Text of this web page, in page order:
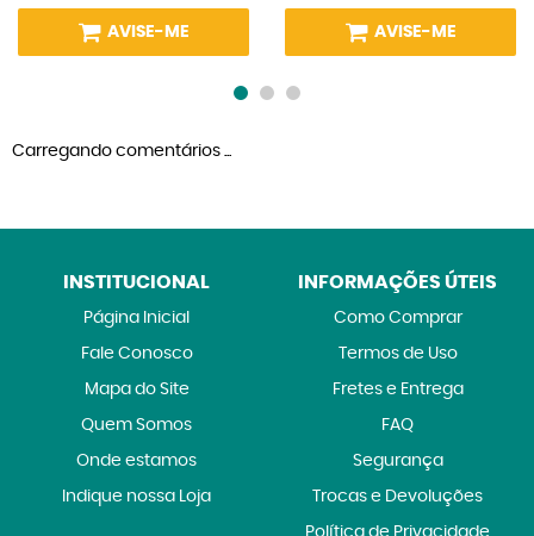
AVISE-ME AVISE-ME
Carregando comentários ...
INSTITUCIONAL
Página Inicial
Fale Conosco
Mapa do Site
Quem Somos
Onde estamos
Indique nossa Loja
INFORMAÇÕES ÚTEIS
Como Comprar
Termos de Uso
Fretes e Entrega
FAQ
Segurança
Trocas e Devoluções
Política de Privacidade